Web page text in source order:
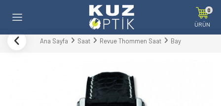
0
ÜRÜN
Ana Sayfa Saat Revue Thommen Saat Bay